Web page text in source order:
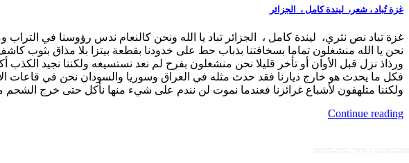
غزة تُباد ، شعر، ليندة كامل ، الجزائر
غزة تباد نص نثري، ليندة كامل ، الجزائر تباد يا الله ونحن كالنعام ندس رؤوسنا في التراب
نحن يا الله منشغلون تماما بسخافتنا بذباب حط على خدودنا بقطعة بيتزا بلا مذاق بثوب
ورذاذ نزل قبل الأوان أو تأخر قليلا نحن منشغلون بفرح لم نعد نستسيغه ولكننا نجيد
فكل ما يحدث هو خارج ديارنا فقد حدث مثله في العراق وسوريا والسودان نحن في قاعات
ولكننا متلهفون لأشباع غرائزنا فعندما نموت لن نندم على شيء منها نأكل حتى خرج الشحم
Continue reading